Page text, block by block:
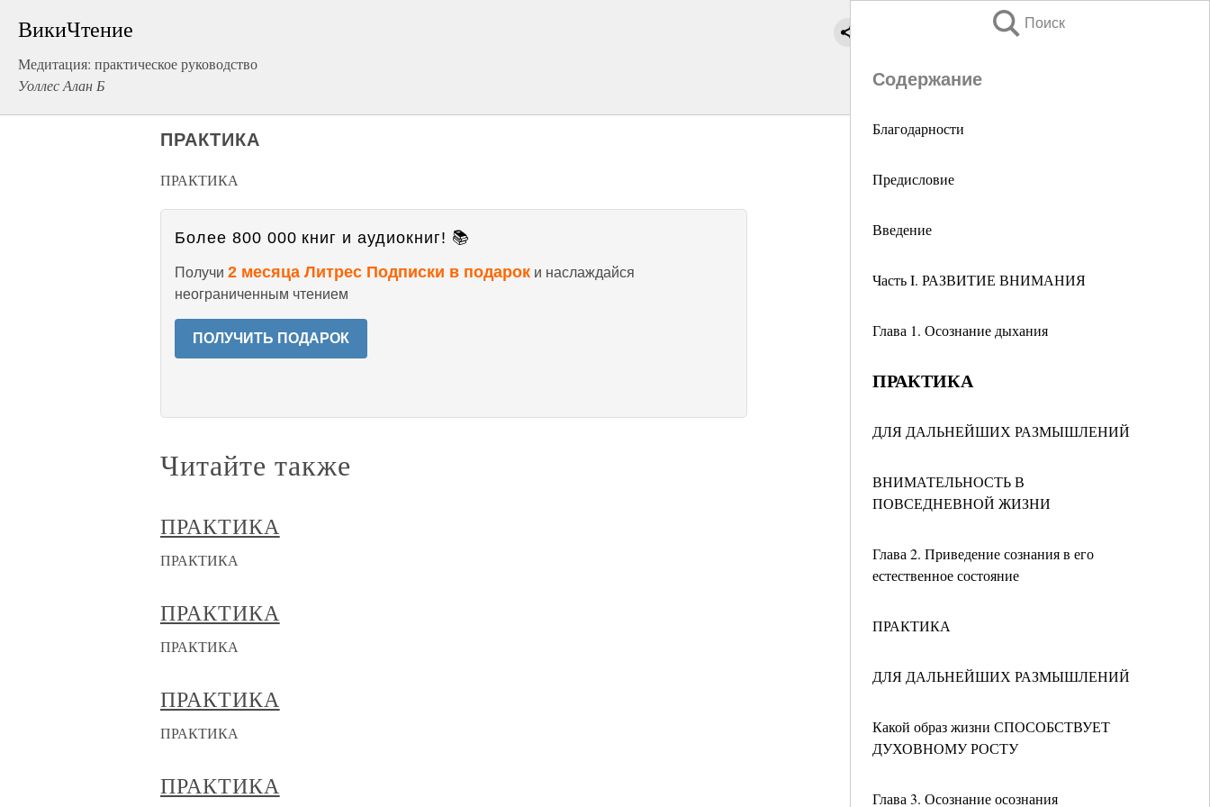
ВикиЧтение
Медитация: практическое руководство
Уоллес Алан Б
Поиск
Содержание
Благодарности
Предисловие
Введение
Часть I. РАЗВИТИЕ ВНИМАНИЯ
Глава 1. Осознание дыхания
ПРАКТИКА
ДЛЯ ДАЛЬНЕЙШИХ РАЗМЫШЛЕНИЙ
ВНИМАТЕЛЬНОСТЬ В
ПОВСЕДНЕВНОЙ ЖИЗНИ
Глава 2. Приведение сознания в его
естественное состояние
ПРАКТИКА
ДЛЯ ДАЛЬНЕЙШИХ РАЗМЫШЛЕНИЙ
Какой образ жизни СПОСОБСТВУЕТ
ДУХОВНОМУ РОСТУ
Глава 3. Осознание осознания
ПРАКТИКА
ПРАКТИКА
Более 800 000 книг и аудиокниг! 📚
Получи 2 месяца Литрес Подписки в подарок и наслаждайся
неограниченным чтением
ПОЛУЧИТЬ ПОДАРОК
Читайте также
ПРАКТИКА
ПРАКТИКА
ПРАКТИКА
ПРАКТИКА
ПРАКТИКА
ПРАКТИКА
ПРАКТИКА